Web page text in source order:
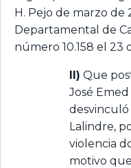
H. Pejo de marzo de
Departamental de
número 10.158 el 23
II) Que
José
desvinculó
Lalindre,
violencia
motivo